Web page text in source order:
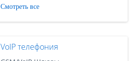
Смотреть все
VoIP телефония